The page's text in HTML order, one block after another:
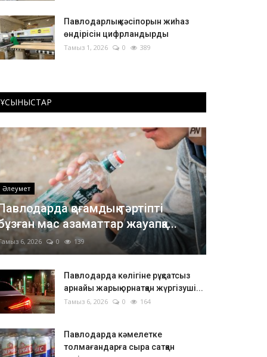
Павлодарлық кәсіпорын жиһаз
өндірісін цифрландырды
Тамыз 1, 2026 0 389
ҰСЫНЫСТАР
Әлеумет
қоғамдық тәртіпті
мас азаматтар жауапқа...
6, 2026 0 139
Павлодарда көлігіне рұқсатсыз
арнайы жарық орнатқан жүргізуші...
Тамыз 6, 2026 0 164
Павлодарда кәмелетке
толмағандарға сыра сатқан